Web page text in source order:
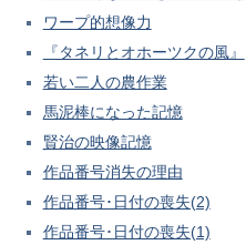
ワープ的想像力
『タネリとオホーツクの風』
若い二人の農作業
馬泥棒になった記憶
賢治の映像記憶
作品番号消失の理由
作品番号･日付の喪失(2)
作品番号･日付の喪失(1)